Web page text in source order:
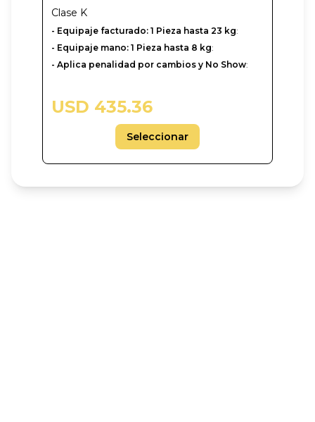
Clase K
- Equipaje facturado: 1 Pieza hasta 23 kg:
- Equipaje mano: 1 Pieza hasta 8 kg:
- Aplica penalidad por cambios y No Show:
USD 435.36
Seleccionar